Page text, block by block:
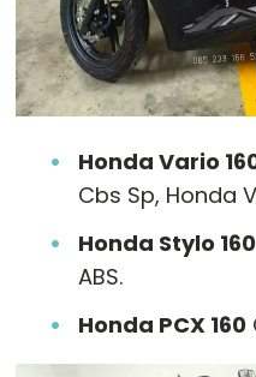
Honda Vario
Cbs Sp, Honda
Honda Stylo 160
ABS.
Honda PCX 160